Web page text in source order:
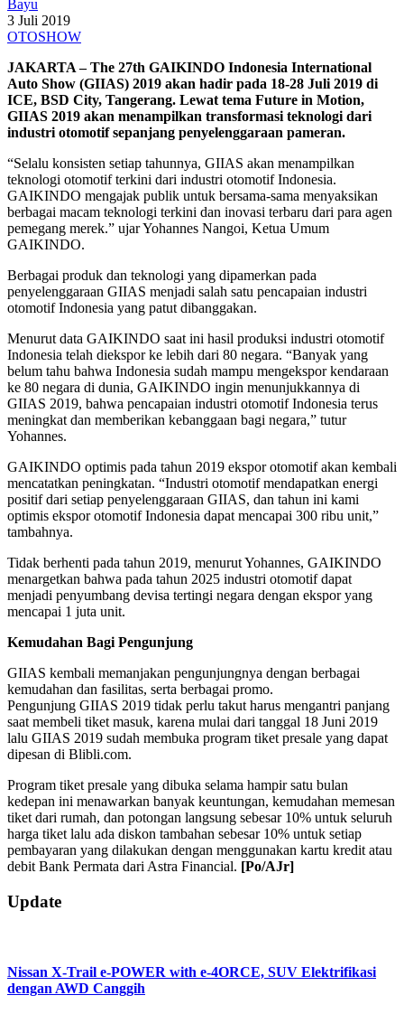
Bayu
3 Juli 2019
OTOSHOW
JAKARTA – The 27th GAIKINDO Indonesia International
Auto Show (GIIAS) 2019 akan hadir pada 18-28 Juli 2019 di
ICE, BSD City, Tangerang. Lewat tema Future in Motion,
GIIAS 2019 akan menampilkan transformasi teknologi dari
industri otomotif sepanjang penyelenggaraan pameran.
“Selalu konsisten setiap tahunnya, GIIAS akan menampilkan
teknologi otomotif terkini dari industri otomotif Indonesia.
GAIKINDO mengajak publik untuk bersama-sama menyaksikan
berbagai macam teknologi terkini dan inovasi terbaru dari para agen
pemegang merek.” ujar Yohannes Nangoi, Ketua Umum
GAIKINDO.
Berbagai produk dan teknologi yang dipamerkan pada
penyelenggaraan GIIAS menjadi salah satu pencapaian industri
otomotif Indonesia yang patut dibanggakan.
Menurut data GAIKINDO saat ini hasil produksi industri otomotif
Indonesia telah diekspor ke lebih dari 80 negara. “Banyak yang
belum tahu bahwa Indonesia sudah mampu mengekspor kendaraan
ke 80 negara di dunia, GAIKINDO ingin menunjukkannya di
GIIAS 2019, bahwa pencapaian industri otomotif Indonesia terus
meningkat dan memberikan kebanggaan bagi negara,” tutur
Yohannes.
GAIKINDO optimis pada tahun 2019 ekspor otomotif akan kembali
mencatatkan peningkatan. “Industri otomotif mendapatkan energi
positif dari setiap penyelenggaraan GIIAS, dan tahun ini kami
optimis ekspor otomotif Indonesia dapat mencapai 300 ribu unit,”
tambahnya.
Tidak berhenti pada tahun 2019, menurut Yohannes, GAIKINDO
menargetkan bahwa pada tahun 2025 industri otomotif dapat
menjadi penyumbang devisa tertingi negara dengan ekspor yang
mencapai 1 juta unit.
Kemudahan Bagi Pengunjung
GIIAS kembali memanjakan pengunjungnya dengan berbagai
kemudahan dan fasilitas, serta berbagai promo.
Pengunjung GIIAS 2019 tidak perlu takut harus mengantri panjang
saat membeli tiket masuk, karena mulai dari tanggal 18 Juni 2019
lalu GIIAS 2019 sudah membuka program tiket presale yang dapat
dipesan di Blibli.com.
Program tiket presale yang dibuka selama hampir satu bulan
kedepan ini menawarkan banyak keuntungan, kemudahan memesan
tiket dari rumah, dan potongan langsung sebesar 10% untuk seluruh
harga tiket lalu ada diskon tambahan sebesar 10% untuk setiap
pembayaran yang dilakukan dengan menggunakan kartu kredit atau
debit Bank Permata dari Astra Financial. [Po/AJr]
2019-
07-
Update
Nissan X-Trail e-POWER with e-4ORCE, SUV Elektrifikasi
dengan AWD Canggih